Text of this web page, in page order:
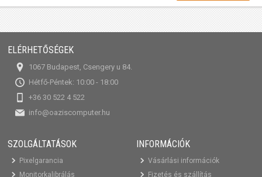
ELÉRHETŐSÉGEK
1067 Budapest, Csengery u 84.
Hétfő-Péntek: 10:00 - 18:00
+36 30 522 4 522
info@oaziscomputer.hu
SZOLGÁLTATÁSOK
Pixelgarancia
Monitorkalibrálás
INFORMÁCIÓK
Vásárlási információk
Fizetés és szállítás